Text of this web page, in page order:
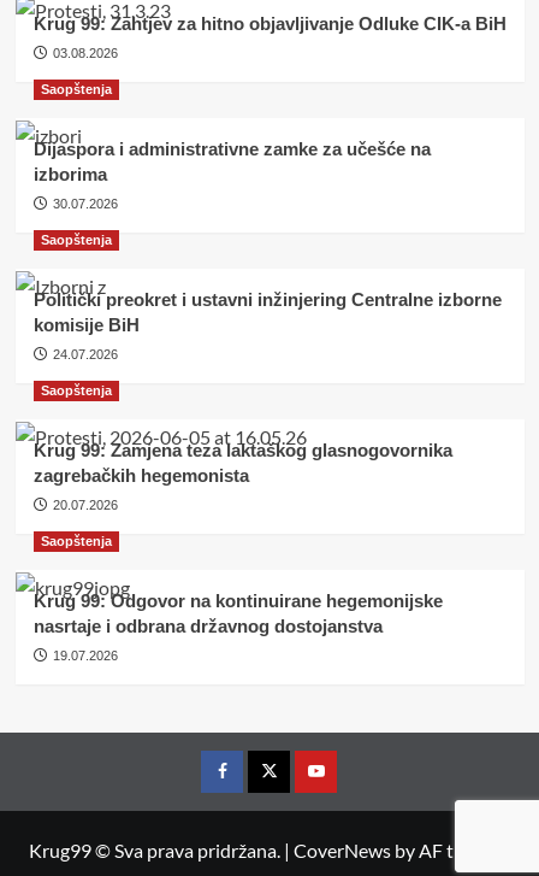
Krug 99: Zahtjev za hitno objavljivanje Odluke CIK-a BiH
03.08.2026
Saopštenja
Dijaspora i administrativne zamke za učešće na
izborima
30.07.2026
Saopštenja
Politički preokret i ustavni inžinjering Centralne izborne
komisije BiH
24.07.2026
Saopštenja
Krug 99: Zamjena teza laktaškog glasnogovornika
zagrebačkih hegemonista
20.07.2026
Saopštenja
Krug 99: Odgovor na kontinuirane hegemonijske
nasrtaje i odbrana državnog dostojanstva
19.07.2026
FacebookTwitterYouTube
Krug99 © Sva prava pridržana. | CoverNewsby AF themes.